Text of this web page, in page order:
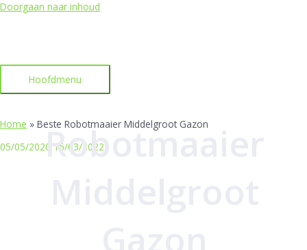
Doorgaan naar inhoud
Hoofdmenu
Home » Beste Robotmaaier Middelgroot Gazon
05/05/2020 15/03/2022
Robotmaaier